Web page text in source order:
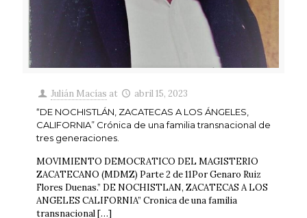
Julián Macías at abril 15, 2023
“DE NOCHISTLÁN, ZACATECAS A LOS ÁNGELES,
CALIFORNIA” Crónica de una familia transnacional de
tres generaciones.
MOVIMIENTO DEMOCRATICO DEL MAGISTERIO
ZACATECANO (MDMZ) Parte 2 de 11Por Genaro Ruiz
Flores Duenas.” DE NOCHISTLAN, ZACATECAS A LOS
ANGELES CALIFORNIA” Cronica de una familia
transnacional[…]